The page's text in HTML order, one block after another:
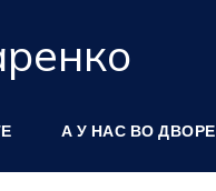
А У НАС ВО ДВОРЕ